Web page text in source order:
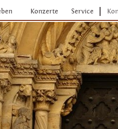
Konzerte Service